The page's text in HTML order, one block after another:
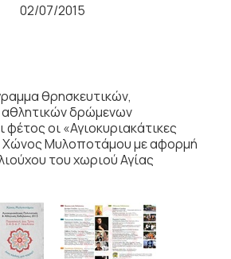
02/07/2015
θρησκευτικών,
αθλητικών δρώμενων
οι «Αγιοκυριακάτικες
Χώνος Μυλοποτάμου με αφορμή
του χωριού Αγίας